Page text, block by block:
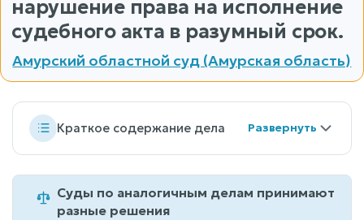
нарушение права на исполнение
судебного акта в разумный срок.
Амурский областной суд (Амурская область)
Краткое содержание дела
Суды по аналогичным делам принимают
разные решения